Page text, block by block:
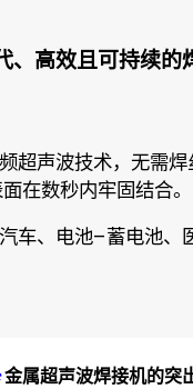
高效且可持续的
超声波技术，无需
在数秒内牢固结合。
车、电池–蓄电池、
金属超声波焊接机的突